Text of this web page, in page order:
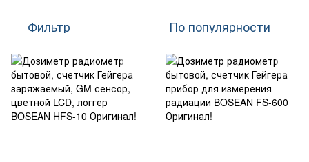
Фильтр По популярности